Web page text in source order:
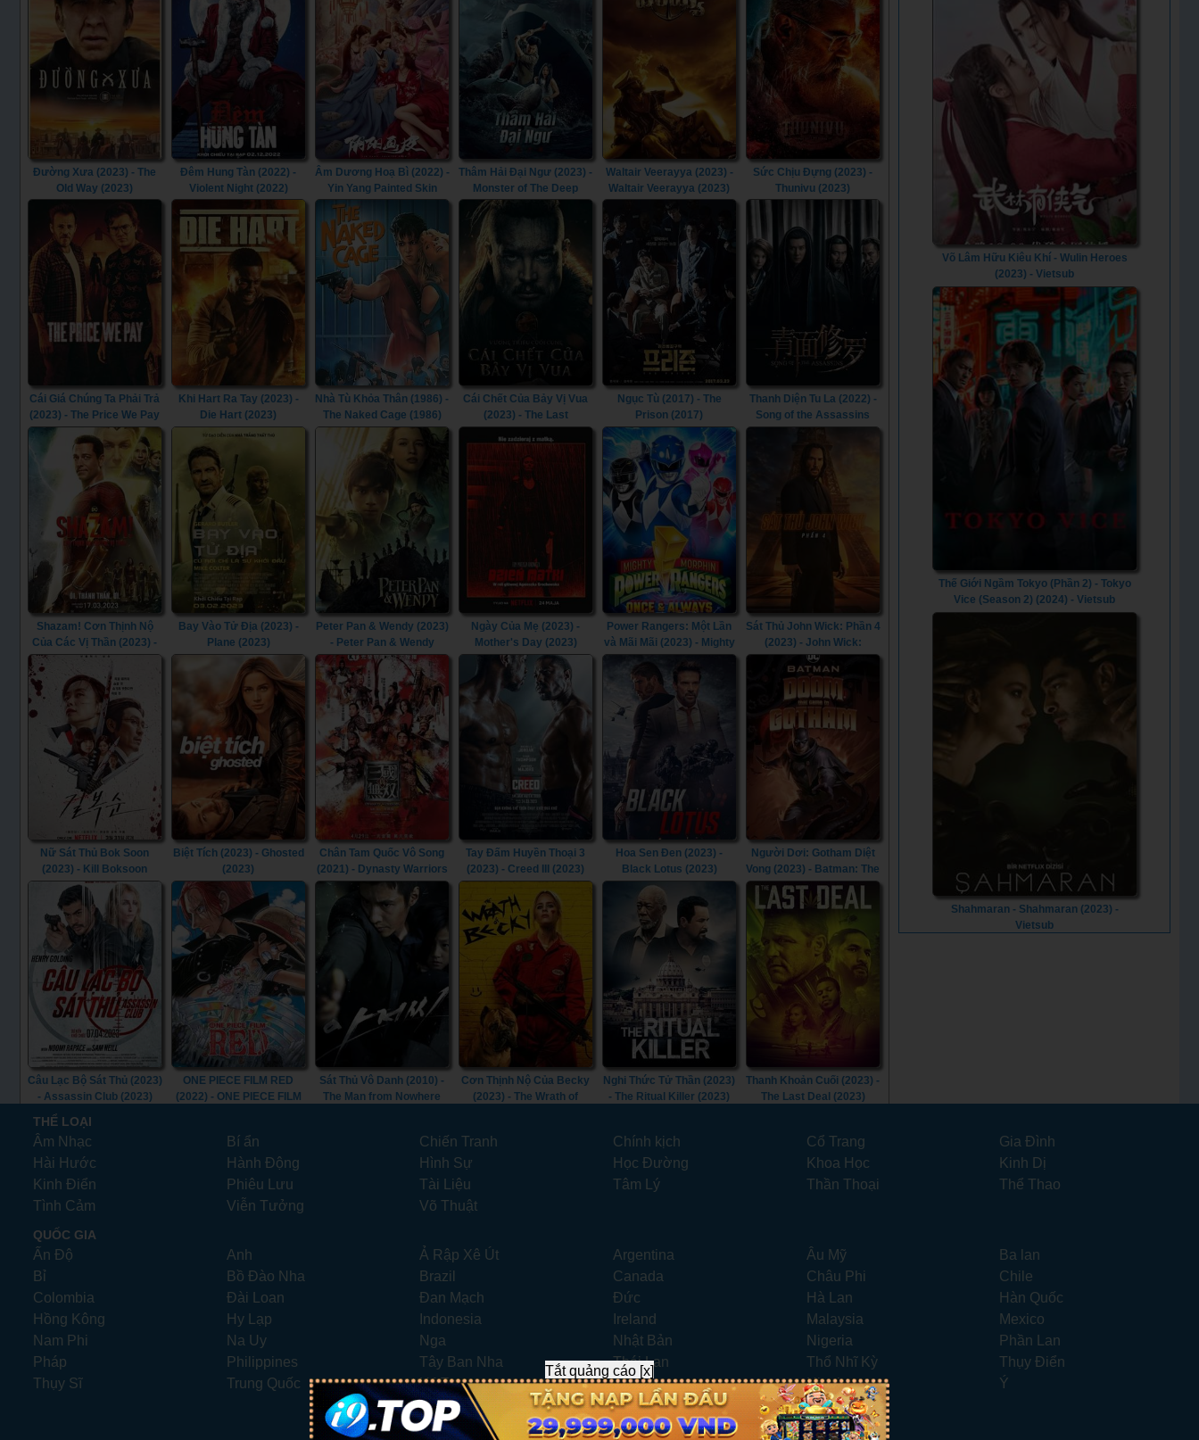
Đường Xưa (2023) - The
Old Way (2023)
Đêm Hung Tàn (2022) -
Violent Night (2022)
Âm Dương Hoạ Bì (2022) -
Yin Yang Painted Skin
Thâm Hải Đại Ngư (2023) -
Monster of The Deep
Waltair Veerayya (2023) -
Waltair Veerayya (2023)
Sức Chịu Đựng (2023) -
Thunivu (2023)
Cái Giá Chúng Ta Phải Trả
(2023) - The Price We Pay
(2023)
Khi Hart Ra Tay (2023) -
Die Hart (2023)
Nhà Tù Khỏa Thân (1986) -
The Naked Cage (1986)
Cái Chết Của Bảy Vị Vua
(2023) - The Last
Must Die (2023)
Ngục Tù (2017) - The
Prison (2017)
Thanh Diện Tu La (2022) -
Song of the Assassins
Shazam! Cơn Thịnh Nộ
Của Các Vị Thần (2023) -
Shazam! Fury of the Gods
(2023)
Bay Vào Tử Địa (2023) -
Plane (2023)
Peter Pan & Wendy (2023)
- Peter Pan & Wendy
(2023)
Ngày Của Mẹ (2023) -
Mother's Day (2023)
Power Rangers: Một Lần
và Mãi Mãi (2023) - Mighty
Morphin Power Rangers:
Once & Always (2023)
Sát Thủ John Wick: Phần 4
(2023) - John Wick:
Chapter 4 (2023)
Nữ Sát Thủ Bok Soon
(2023) - Kill Boksoon
(2023)
Biệt Tích (2023) - Ghosted
(2023)
Chân Tam Quốc Vô Song
(2021) - Dynasty Warriors
(2021)
Tay Đấm Huyền Thoại 3
(2023) - Creed III (2023)
Hoa Sen Đen (2023) -
Black Lotus (2023)
Người Dơi: Gotham Diệt
Vong (2023) - Batman: The
Doom That Came to
Gotham (2023)
Câu Lạc Bộ Sát Thủ (2023)
- Assassin Club (2023)
ONE PIECE FILM RED
(2022) - ONE PIECE FILM
Sát Thủ Vô Danh (2010) -
The Man from Nowhere
Cơn Thịnh Nộ Của Becky
(2023) - The Wrath of
Nghi Thức Tử Thần (2023)
- The Ritual Killer (2023)
Thanh Khoản Cuối (2023) -
The Last Deal (2023)
Võ Lâm Hữu Kiêu Khí - Wulin Heroes
(2023) - Vietsub
Thế Giới Ngầm Tokyo (Phần 2) - Tokyo
Vice (Season 2) (2024) - Vietsub
Shahmaran - Shahmaran (2023) -
Vietsub
THỂ LOẠI
Âm Nhạc Bí ẩn Chiến Tranh Chính kịch Cổ Trang
Gia Đình
Hài Hước
Hành Động Hình Sự Học Đường Khoa Học
Kinh Dị
Kinh Điển
Phiêu Lưu Tài Liệu Tâm Lý Thần Thoại
Thể Thao
Tình Cảm
Viễn Tưởng Võ Thuật
QUỐC GIA
Ấn Độ Anh Ả Rập Xê Út Argentina Âu Mỹ
Ba lan
Bỉ
Bồ Đào Nha Brazil Canada Châu Phi
Chile
Colombia
Đài Loan Đan Mạch Đức Hà Lan
Hàn Quốc
Hồng Kông
Hy Lạp Indonesia Ireland Malaysia
Mexico
Nam Phi
Na Uy Nga Nhật Bản Nigeria
Phần Lan
Pháp
Philippines Tây Ban Nha Thái Lan Thổ Nhĩ Kỳ
Thụy Điển
Thụy Sĩ
Trung Quốc UAE Úc Ukraina Ý
Website xem phim miễn phí.
Liên hệ:
xemphimhay247.com@gmail.com- Telegram: ad247
Tắt quảng cáo [x]